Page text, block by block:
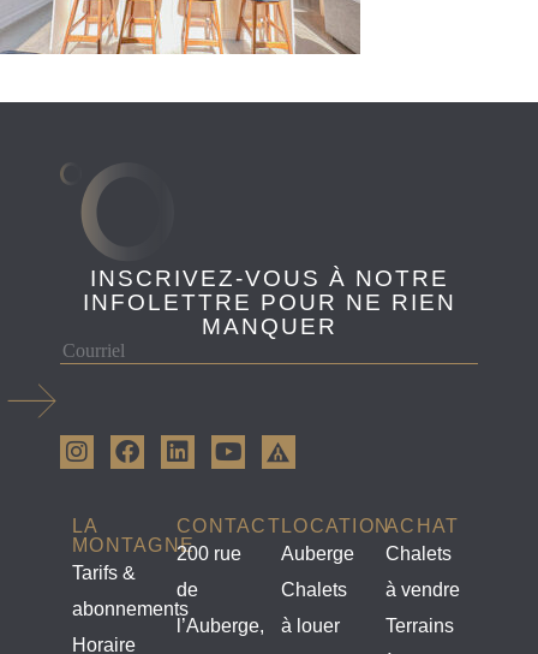
INSCRIVEZ-VOUS À NOTRE
INFOLETTRE POUR NE RIEN
MANQUER
LA
MONTAGNE
Tarifs &
abonnements
Horaire
CONTACT
200 rue
de
l’Auberge,
LOCATION
Auberge
Chalets
à louer
ACHAT
Chalets
à vendre
Terrains